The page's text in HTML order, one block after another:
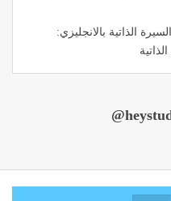
الذاتية بالانجليزي: